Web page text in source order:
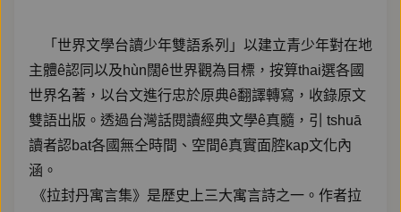
「世界文學台讀少年雙語系列」以建立青少年對在地
主體ê認同以及hùn闊ê世界觀為目標，按算thai選各國
世界名著，以台文進行忠於原典ê翻譯轉寫，收錄原文
雙語出版。透過台灣話閱讀經典文學ê真髓，引 tshuā
讀者認bat各國無仝時間、空間ê真實面腔kap文化內
涵。
《拉封丹寓言集》是歷史上三大寓言詩之一。作者拉